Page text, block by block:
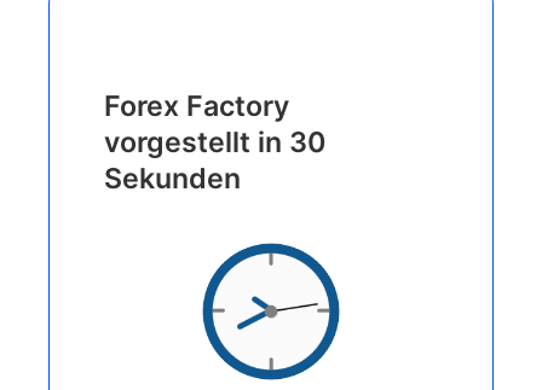
Forex Factory
vorgestellt in 30
Sekunden